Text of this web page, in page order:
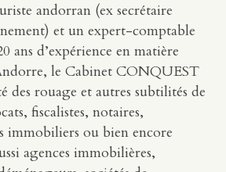
andorran (ex secrétaire
et un expert-comptable
ans d’expérience en matière
le Cabinet CONQUEST
des rouage et autres subtilités de
fiscalistes, notaires,
immobiliers ou bien encore
agences immobilières,